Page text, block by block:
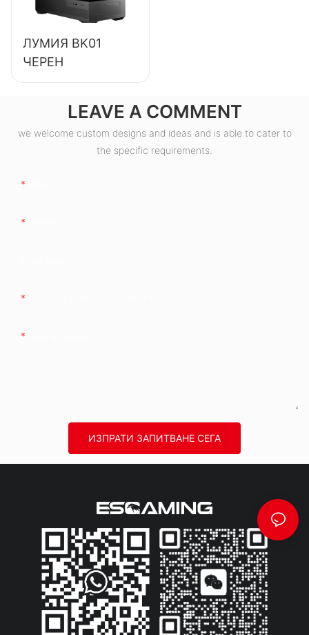
ESB550W
ЛУМИЯ BK01
ЧЕРЕН
LEAVE A COMMENT
we welcome custom designs and ideas and is able to cater to
the specific requirements.
ИЗПРАТИ ЗАПИТВАНЕ СЕГА